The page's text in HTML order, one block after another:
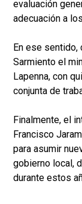
evaluación
adecuación a
En ese
Sarmiento el
Lapenna, con
conjunta de
Finalmente, el
Francisco
para asumir
gobierno local,
durante estos